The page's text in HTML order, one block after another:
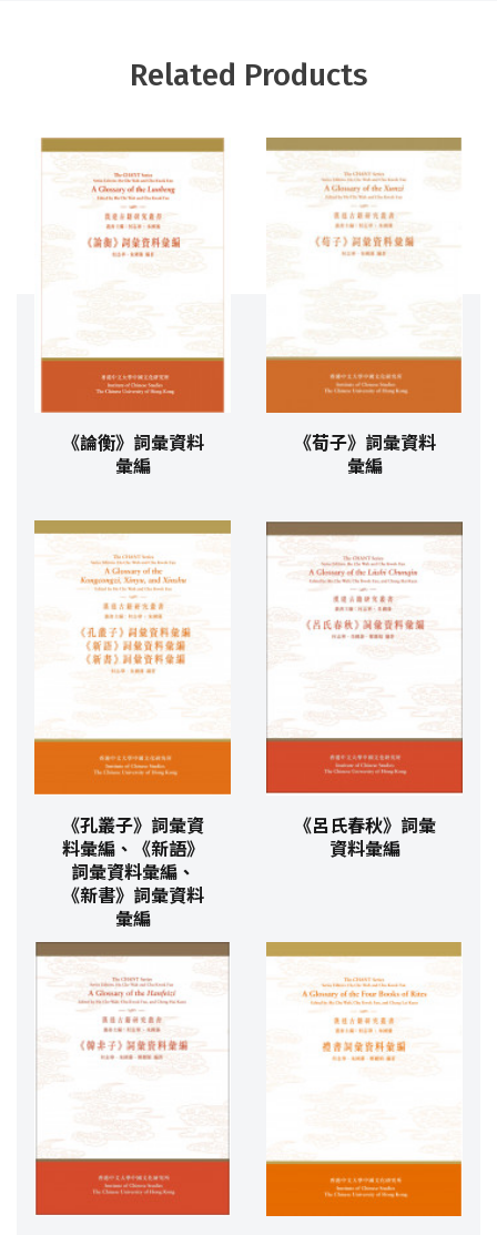
Related Products
《論衡》詞彙資料
彙編
《荀子》詞彙資料
彙編
《孔叢子》詞彙資
料彙編、《新語》
詞彙資料彙編、
《新書》詞彙資料
彙編
《呂氏春秋》詞彙
資料彙編